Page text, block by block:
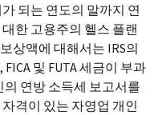
되는 연도의 말까지 연
한 고용주의 헬스 플랜
상액에 대해서는 IRS의
FICA및 FUTA세금이 부과
연방 소득세 보고서를
격이 있는 자영업 개인